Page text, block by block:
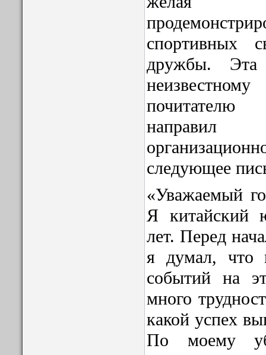
спортивных
дружбы. Эта
направил
следующее
«Уважаемый
Я китайский
лет. Перед
я думал, что
событий на
много
какой успех
По моему